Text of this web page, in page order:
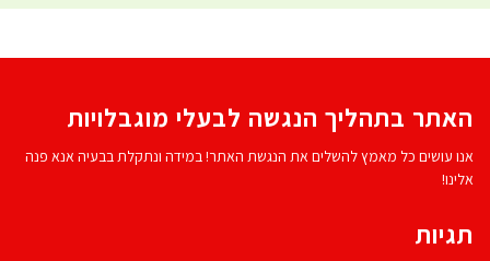
האתר בתהליך הנגשה לבעלי מוגבלויות
אנו עושים כל מאמץ להשלים את הנגשת האתר! במידה ונתקלת בבעיה אנא פנה
אלינו!
תגיות